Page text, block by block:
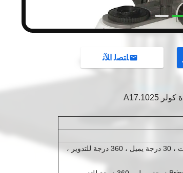
ﺎﺘﺼﻟ ﺍﻶﻧ
1 جهاز كمبيوتر شخصى رئيس ثلاثي العينيات ، 30 درجة يميل ، 360 درجة للتدوير ،